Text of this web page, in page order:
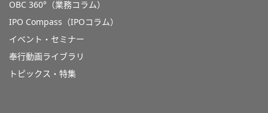
OBC 360°（業務コラム）
IPO Compass（IPOコラム）
イベント・セミナー
奉行動画ライブラリ
トピックス・特集